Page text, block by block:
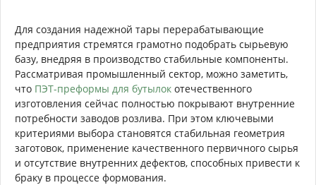
Для создания надежной тары перерабатывающие
предприятия стремятся грамотно подобрать сырьевую
базу, внедряя в производство стабильные компоненты.
Рассматривая промышленный сектор, можно заметить,
что ПЭТ-преформы для бутылок отечественного
изготовления сейчас полностью покрывают внутренние
потребности заводов розлива. При этом ключевыми
критериями выбора становятся стабильная геометрия
заготовок, применение качественного первичного сырья
и отсутствие внутренних дефектов, способных привести к
браку в процессе формования.